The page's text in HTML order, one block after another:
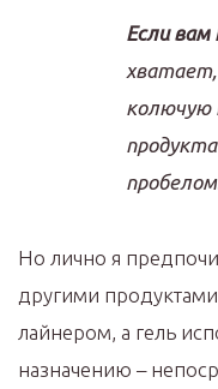
Если
колючую
пробелом.
Но лично я
другими
лайнером, а гель
назначению –